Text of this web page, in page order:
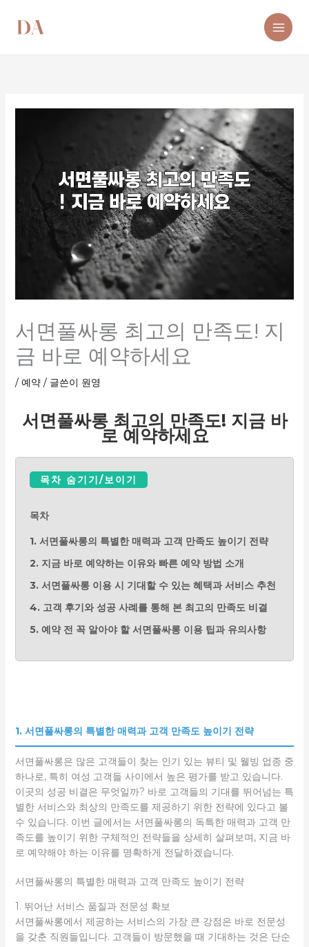
서면풀싸롱 최고의 만족도! 지
금 바로 예약하세요
/ 예약/ 글쓴이 원영
서면풀싸롱 최고의 만족도! 지금 바
로 예약하세요
목차 숨기기/보이기
목차
1. 서면풀싸롱의 특별한 매력과 고객 만족도 높이기 전략
2. 지금 바로 예약하는 이유와 빠른 예약 방법 소개
3. 서면풀싸롱 이용 시 기대할 수 있는 혜택과 서비스 추천
4. 고객 후기와 성공 사례를 통해 본 최고의 만족도 비결
5. 예약 전 꼭 알아야 할 서면풀싸롱 이용 팁과 유의사항
1. 서면풀싸롱의 특별한 매력과 고객 만족도 높이기 전략
서면풀싸롱은 많은 고객들이 찾는 인기 있는 뷰티 및 웰빙 업종 중
하나로, 특히 여성 고객들 사이에서 높은 평가를 받고 있습니다.
이곳의 성공 비결은 무엇일까? 바로 고객들의 기대를 뛰어넘는 특
별한 서비스와 최상의 만족도를 제공하기 위한 전략에 있다고 볼
수 있습니다. 이번 글에서는 서면풀싸롱의 독특한 매력과 고객 만
족도를 높이기 위한 구체적인 전략들을 상세히 살펴보며, 지금 바
로 예약해야 하는 이유를 명확하게 전달하겠습니다.
서면풀싸롱의 특별한 매력과 고객 만족도 높이기 전략
1. 뛰어난 서비스 품질과 전문성 확보
서면풀싸롱에서 제공하는 서비스의 가장 큰 강점은 바로 전문성
을 갖춘 직원들입니다. 고객들이 방문했을 때 기대하는 것은 단순